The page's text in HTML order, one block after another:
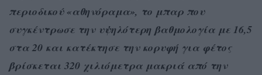
περιοδικού «αθηνόραμα», το μπαρ που
συγκέντρωσε την υψηλότερη βαθμολογία με 16,5
στα 20 και κατέκτησε την κορυφή για φέτος
βρίσκεται 320 χιλιόμετρα μακριά από την